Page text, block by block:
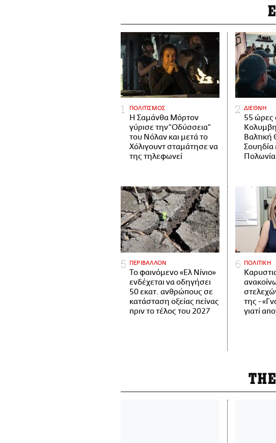
ΠΟΛΙΤΙΣΜΟΣ
Η Σαμάνθα Μόρτον
γύρισε την “Οδύσσεια”
του Νόλαν και μετά το
Χόλιγουντ σταμάτησε να
της τηλεφωνεί
ΔΙΕΘΝΗ
55 ώρες
Σουηδία
Πολωνία
ΠΕΡΙΒΑΛΛΟΝ
Το φαινόμενο «Ελ Νίνιο»
ενδέχεται να οδηγήσει
50 εκατ. ανθρώπους σε
κατάσταση οξείας πείνας
πριν το τέλος του 2027
ΠΟΛΙΤΙΚΗ
της -
γιατί